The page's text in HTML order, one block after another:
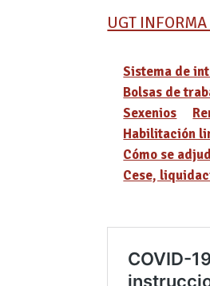
UGT
Sistema de
Bolsas de
Sexenios
Habilitación
Cómo se
Cese,